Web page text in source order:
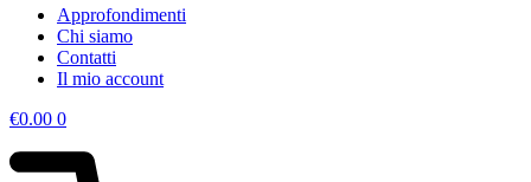
Approfondimenti
Chi siamo
Contatti
Il mio account
€0.00 0